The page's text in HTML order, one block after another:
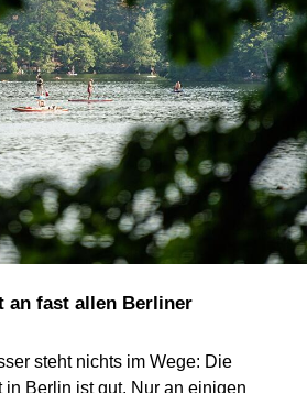
steht nichts im Wege: Die
Berlin ist gut. Nur an einigen